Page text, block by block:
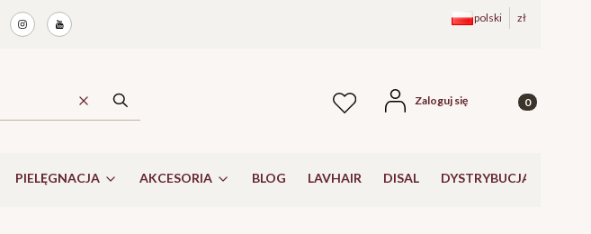
polski zł
WyczyśćSzukaj Ulubione
Zaloguj się Produkty w
PIELĘGNACJA AKCESORIA BLOG LAVHAIR DISAL DYSTRYBUCJA